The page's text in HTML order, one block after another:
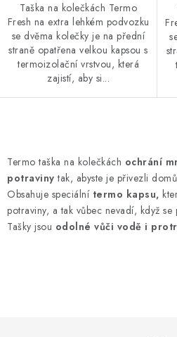
Taška na kolečkách Termo
Fresh na extra lehkém podvozku
se dvěma kolečky je na přední
straně opatřena velkou kapsou s
termoizolační vrstvou, která
zajistí, aby si...
v
l
á
d
a
Termo taška na kolečkách ochrání
potravinytak, abyste je přivezli
Obsahuje speciální termo kapsu,
potraviny, a tak vůbec nevadí, když
Tašky jsou odolné vůči vodě i